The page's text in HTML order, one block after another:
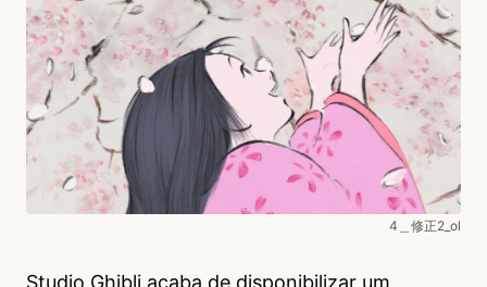
4＿修正2_ol
Studio Ghibli acaba de disponibilizar um